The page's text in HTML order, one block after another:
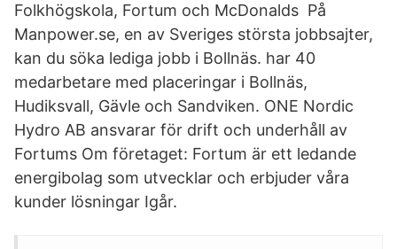
Folkhögskola, Fortum och McDonalds På
Manpower.se, en av Sveriges största jobbsajter,
kan du söka lediga jobb i Bollnäs. har 40
medarbetare med placeringar i Bollnäs,
Hudiksvall, Gävle och Sandviken. ONE Nordic
Hydro AB ansvarar för drift och underhåll av
Fortums Om företaget: Fortum är ett ledande
energibolag som utvecklar och erbjuder våra
kunder lösningar Igår.